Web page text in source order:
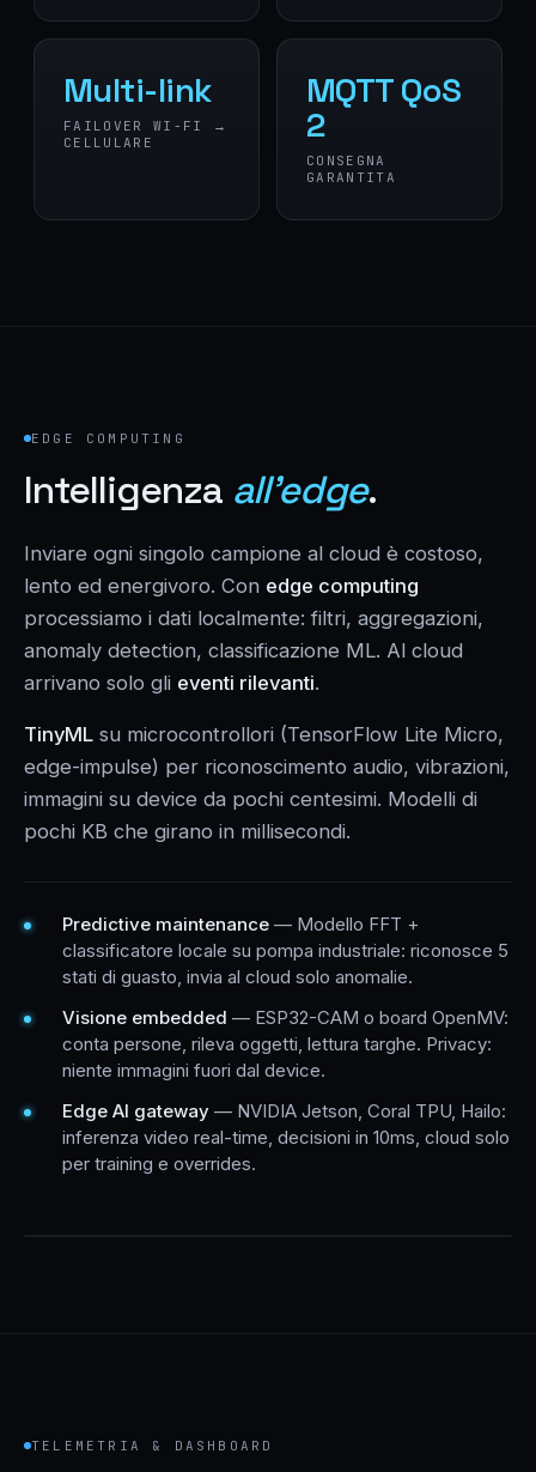
Multi-link
FAILOVER WI-FI →
CELLULARE
MQTT QoS
2
CONSEGNA
GARANTITA
EDGE COMPUTING
Intelligenza all'edge.
Inviare ogni singolo campione al cloud è costoso,
lento ed energivoro. Con edge computing
processiamo i dati localmente: filtri, aggregazioni,
anomaly detection, classificazione ML. Al cloud
arrivano solo gli eventi rilevanti.
TinyML su microcontrollori (TensorFlow Lite Micro,
edge-impulse) per riconoscimento audio, vibrazioni,
immagini su device da pochi centesimi. Modelli di
pochi KB che girano in millisecondi.
Predictive maintenance — Modello FFT +
classificatore locale su pompa industriale: riconosce 5
stati di guasto, invia al cloud solo anomalie.
Visione embedded — ESP32-CAM o board OpenMV:
conta persone, rileva oggetti, lettura targhe. Privacy:
niente immagini fuori dal device.
Edge AI gateway — NVIDIA Jetson, Coral TPU, Hailo:
inferenza video real-time, decisioni in 10ms, cloud solo
per training e overrides.
TELEMETRIA & DASHBOARD